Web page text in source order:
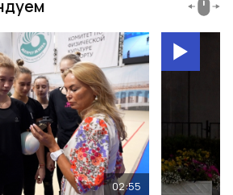
02:55